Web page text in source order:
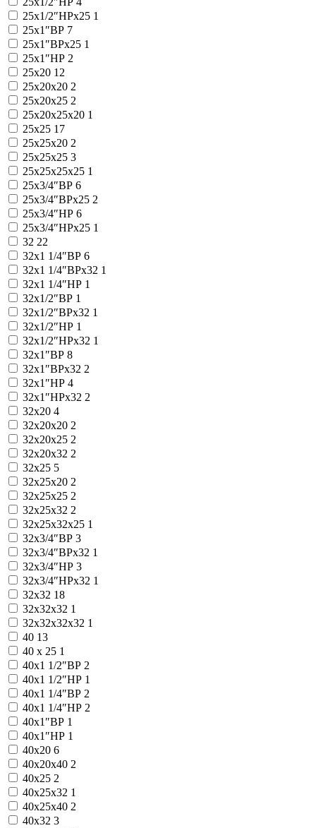
25x1/2″НРx25 1
25x1″ВР 7
25x1″ВРx25 1
25x1″НР 2
25x20 12
25x20x20 2
25x20x25 2
25x20x25x20 1
25x25 17
25x25x20 2
25x25x25 3
25x25x25x25 1
25x3/4″ВР 6
25x3/4″ВРx25 2
25x3/4″НР 6
25x3/4″НРx25 1
32 22
32x1 1/4″ВР 6
32x1 1/4″ВРx32 1
32x1 1/4″НР 1
32x1/2″ВР 1
32x1/2″ВРx32 1
32x1/2″НР 1
32x1/2″НРx32 1
32x1″ВР 8
32x1″ВРx32 2
32x1″НР 4
32x1″НРx32 2
32x20 4
32x20x20 2
32x20x25 2
32x20x32 2
32x25 5
32x25x20 2
32x25x25 2
32x25x32 2
32x25x32x25 1
32x3/4″ВР 3
32x3/4″ВРx32 1
32x3/4″НР 3
32x3/4″НРx32 1
32x32 18
32x32x32 1
32x32x32x32 1
40 13
40 х 25 1
40x1 1/2″ВР 2
40x1 1/2″НР 1
40x1 1/4″ВР 2
40x1 1/4″НР 2
40x1″ВР 1
40x1″НР 1
40x20 6
40x20x40 2
40x25 2
40x25x32 1
40x25x40 2
40x32 3